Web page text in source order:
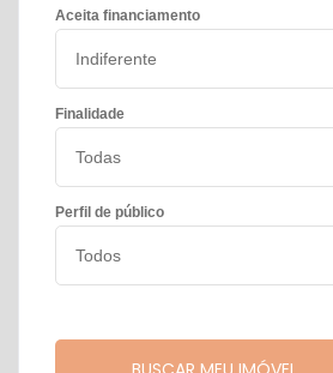
Aceita financiamento
Finalidade
Perfil de público